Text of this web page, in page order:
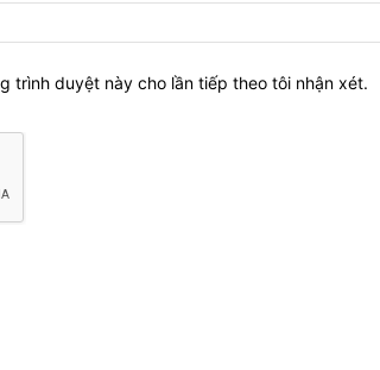
trình duyệt này cho lần tiếp theo tôi nhận xét.